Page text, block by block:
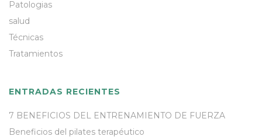
Patologias
salud
Técnicas
Tratamientos
ENTRADAS RECIENTES
7 BENEFICIOS DEL ENTRENAMIENTO DE FUERZA
Beneficios del pilates terapéutico